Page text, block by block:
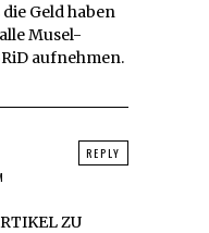
Geld haben
Musel-
aufnehmen.
ZU
REPLY